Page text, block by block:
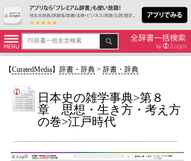
【CuratedMedia】 辞書・辞典> 辞書・辞典
日本史の雑学事典>第８
章 思想・生き方・考え方
の巻>江戸時代